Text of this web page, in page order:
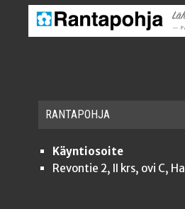
RAN­TA­POH­JA
Käyntiosoite
Revontie 2, II krs, ovi C,